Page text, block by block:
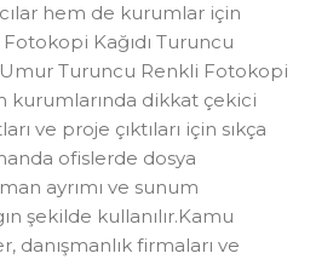
hem de kurumlar için
Kağıdı Turuncu
Turuncu Renkli Fotokopi
kurumlarında dikkat çekici
ve proje çıktıları için sıkça
ofislerde dosya
ayrımı ve sunum
şekilde kullanılır.Kamu
danışmanlık firmaları ve